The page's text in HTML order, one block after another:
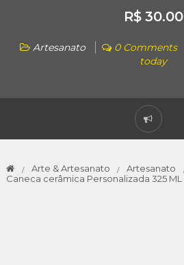
R$ 30.00
Artesanato 0 Comments
today
Arte & Artesanato
Artesanato
Caneca cerâmica Personalizada 325 ML